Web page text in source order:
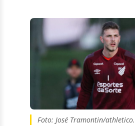
Foto: José Tramontin/